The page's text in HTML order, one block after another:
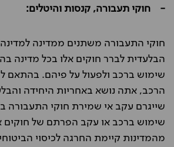
- חוקי תעבורה, קנסות והיטלים:
חוקי התעבורה משתנים ממדינה
הבלעדית לברר חוקים אלו בכל מדינה
שימוש ברכב ולפעול על פיהם. בהתאם
הרכב, אתה נושא באחריות היחידה
שייגרם עקב אי שמירת חוקי התעבורה
שימוש ברכב או עקב הפרתם של חוקים
מהמדינות קיימת החרגה לכיסוי